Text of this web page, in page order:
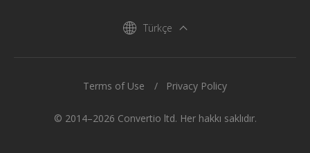
Türkçe
© 2014–2026 Convertio ltd. Her hakkı saklıdır.
Terms of Use Privacy Policy